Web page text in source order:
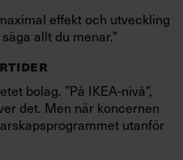
effekt och utveckling
allt du menar.”
bolag. ”På IKEA-nivå”,
det. Men när koncernen
utanför